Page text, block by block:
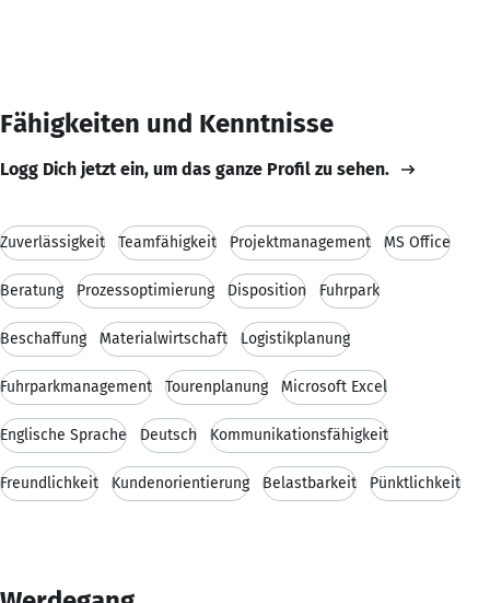
Fähigkeiten und Kenntnisse
Logg Dich jetzt ein, um das ganze Profil zu sehen.
Zuverlässigkeit Teamfähigkeit Projektmanagement MS Office
Beratung Prozessoptimierung Disposition Fuhrpark
Beschaffung Materialwirtschaft Logistikplanung
Fuhrparkmanagement Tourenplanung Microsoft Excel
Englische Sprache Deutsch Kommunikationsfähigkeit
Freundlichkeit Kundenorientierung Belastbarkeit Pünktlichkeit